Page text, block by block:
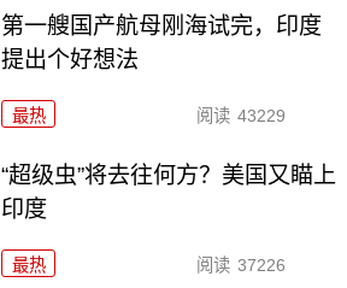
第一艘国产航母刚海试完，印度
提出个好想法
最热 阅读 43229
“超级虫”将去往何方？美国又瞄上
印度
最热 阅读 37226